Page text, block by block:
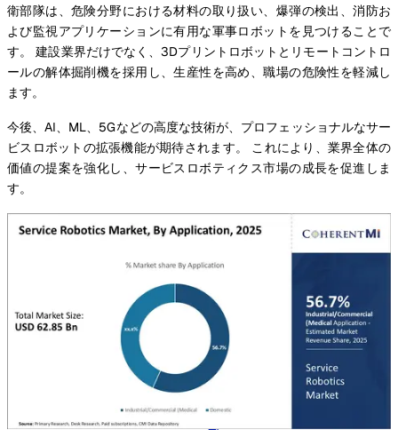
衛部隊は、危険分野における材料の取り扱い、爆弾の検出、消防お
よび監視アプリケーションに有用な軍事ロボットを見つけることで
す。 建設業界だけでなく、3Dプリントロボットとリモートコントロ
ールの解体掘削機を採用し、生産性を高め、職場の危険性を軽減し
ます。
今後、AI、ML、5Gなどの高度な技術が、プロフェッショナルなサー
ビスロボットの拡張機能が期待されます。 これにより、業界全体の
価値の提案を強化し、サービスロボティクス市場の成長を促進しま
す。